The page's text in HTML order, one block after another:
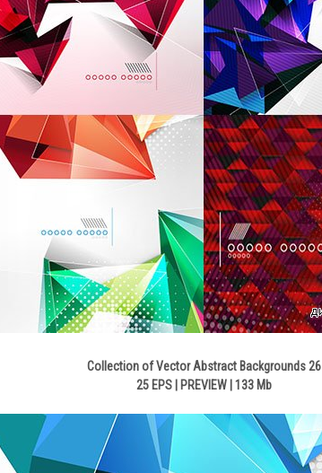
Collection of Vector Abstract Backgrounds 26
25 EPS | PREVIEW | 133 Mb